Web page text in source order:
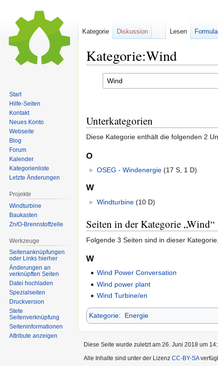
Kategorie:Wind
Navigation
Suche
Unterkategorien
Diese Kategorie enthält die folgenden 2
O
► OSEG - Windenergie‎ (17 S, 1 D)
W
► Windturbine‎ (10 D)
Seiten in der Kategorie „Wind“
Folgende 3 Seiten sind in dieser
W
Wind Power Conversation
Wind power plant
Wind Turbine/en
Kategorie: Energie
Kategorie Diskussion Lesen
Start
Hilfe-Seiten
Kontakt
Neues Konto
Webseite
Blog
Forum
Kalender
Kategorienliste
Letzte Änderungen
Projekte
Windturbine
Baukasten
Zn/O-Brennstoffzelle
Werkzeuge
Seitenanknüpfungen
oder Links hierher
Änderungen an
verknüpften Seiten
Datei hochladen
Spezialseiten
Druckversion
Stete
Seitenverknüpfung
Seiten­informationen
Attribute anzeigen
Diese Seite wurde zuletzt am 26. Juni 2018 um
Alle Inhalte sind unter der Lizenz CC-BY-SA